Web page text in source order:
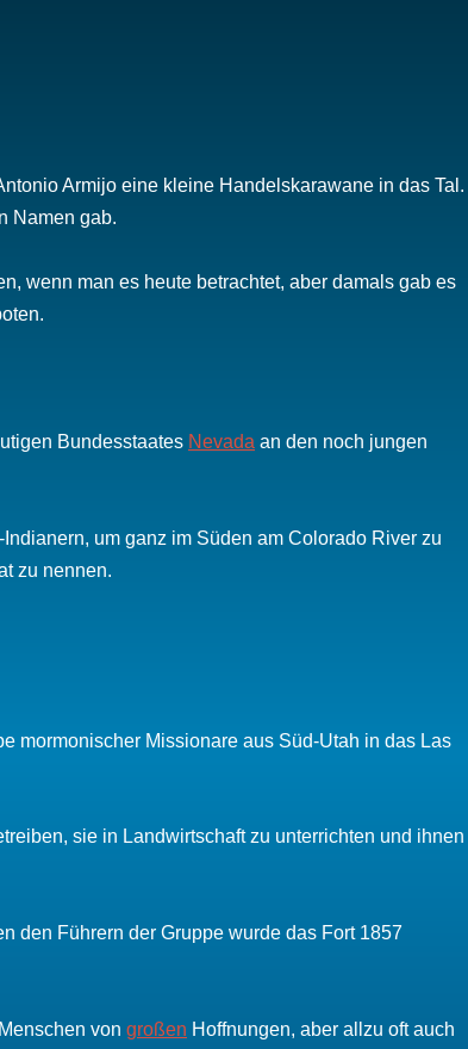
Armijo eine kleine Handelskarawane in das Tal.
Namen gab.
wenn man es heute betrachtet, aber damals gab es
Bundesstaates Nevada an den noch jungen
um ganz im Süden am Colorado River zu
zu nennen.
mormonischer Missionare aus Süd-Utah in das Las
sie in Landwirtschaft zu unterrichten und ihnen
den Führern der Gruppe wurde das Fort 1857
von großen Hoffnungen, aber allzu oft auch